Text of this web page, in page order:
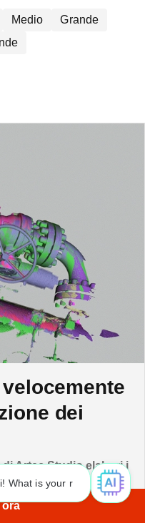
Medio
Grande
dei
Artec Studio elabori i
zero che generano
le tue esigenze.
request? 👀